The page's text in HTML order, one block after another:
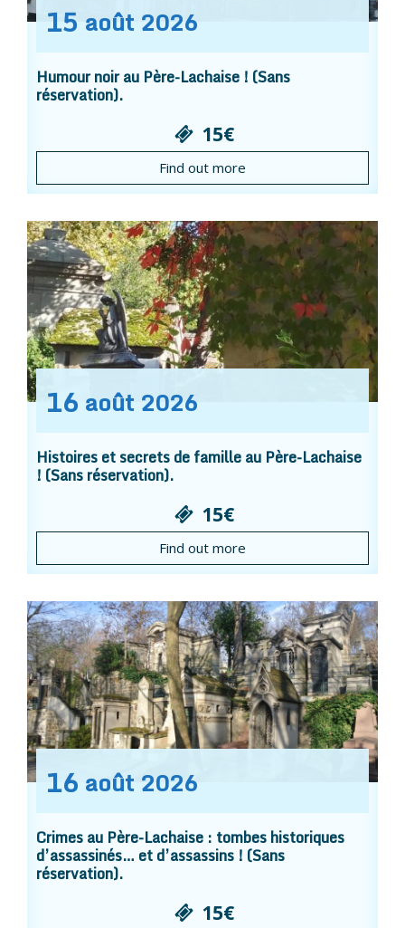
15 août 2026
Humour noir au Père-Lachaise ! (Sans
réservation).
15€
Find out more
16 août 2026
Histoires et secrets de famille au Père-Lachaise
! (Sans réservation).
15€
Find out more
16 août 2026
Crimes au Père-Lachaise : tombes historiques
d’assassinés… et d’assassins ! (Sans
réservation).
15€